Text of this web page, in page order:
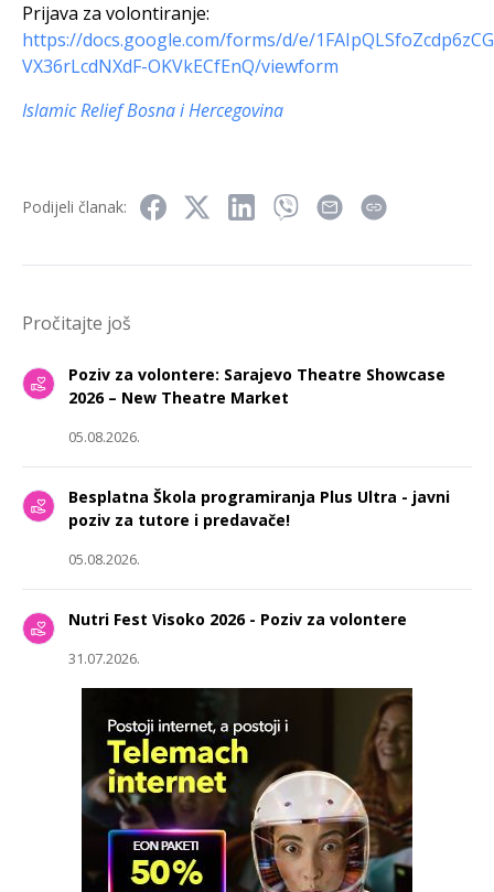
Prijava za volontiranje:
https://docs.google.com/forms/d/e/
VX36rLcdNXdF-OKVkECfEnQ/viewform
Islamic Relief Bosna i Hercegovina
Podijeli članak:
Pročitajte još
Poziv za volontere: Sarajevo Theatre Showcase
2026 – New Theatre Market
05.08.2026.
Besplatna Škola programiranja Plus Ultra - javni
poziv za tutore i predavače!
05.08.2026.
Nutri Fest Visoko 2026 - Poziv za volontere
31.07.2026.